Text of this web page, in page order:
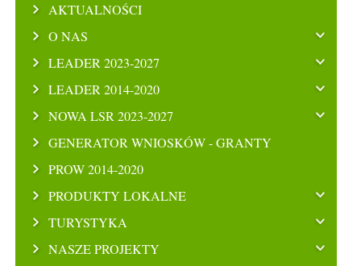
AKTUALNOŚCI
O NAS
LEADER 2023-2027
LEADER 2014-2020
NOWA LSR 2023-2027
GENERATOR WNIOSKÓW - GRANTY
PROW 2014-2020
PRODUKTY LOKALNE
TURYSTYKA
NASZE PROJEKTY